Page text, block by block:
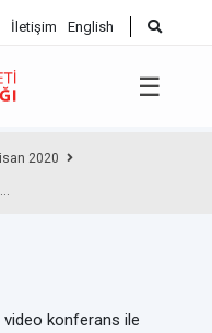
İletişim English
☰
2020
video konferans ile